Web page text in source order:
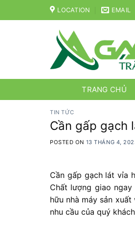
to
LOCATION EMAIL
TRANG CHỦ
TIN TỨC
Cần gấp gạch
POSTED ON 13 THÁNG 4,
Cần gấp gạch lát vỉa
Chất lượng giao
hữu nhà máy sản
nhu cầu của quý